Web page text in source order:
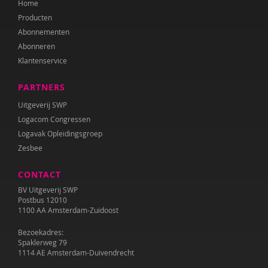
Dawn Huebner
Corina Hulsman
Sherita Jager
Francine Jellesma
IJsbrand Jepma
Lisanne Jilink
Tilly de Jong
Annelies Karelse
Hilde Krajenbrink
Home
Producten
Abonnementen
Abonneren
Klantenservice
PARTNERS
Uitgeverij SWP
Logacom Congressen
Logavak Opleidingsgroep
Zesbee
CONTACT
BV Uitgeverij SWP
Postbus 12010
1100 AA Amsterdam-Zuidoost
Bezoekadres:
Spaklerweg 79
1114 AE Amsterdam-Duivendrecht